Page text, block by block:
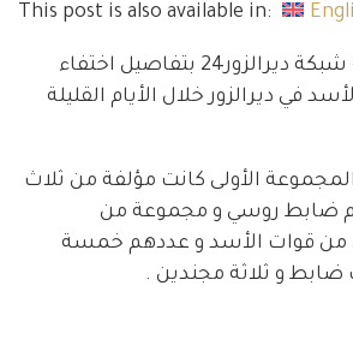
This post is also available in:
زودت مصادر خاصة شبكة ديرالزور24 بتفاصيل اختفاء
في ديرالزور خلال الأيام القليلة
الأولى كانت مؤلفة من ثلاث
ضابط روسي و مجموعة من
من قوات الأسد و عددهم خمسة
و ثلاثة مجندين .